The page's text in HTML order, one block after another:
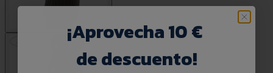
¡Aprovecha 10 €
de descuento!